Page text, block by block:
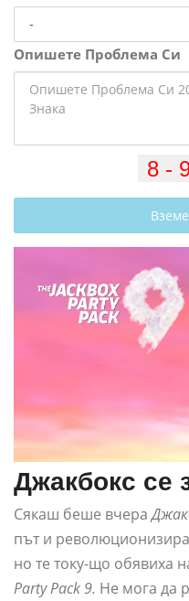
Опишете Проблема Си
Джакбокс се
Сякаш беше вчера
път и
но те току-що обявиха
Party Pack 9. Не мога да